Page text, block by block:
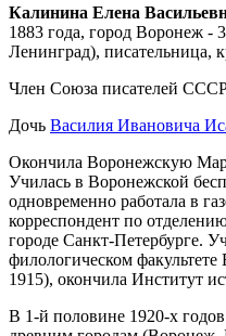
Калинина Елена
1883 года, город Воронеж -
Ленинград), писательница,
Член Союза писателей
Дочь Василия Ивановича
Окончила Воронежскую
Училась в Воронежской
одновременно работала в
корреспондент по
городе Санкт-Петербурге.
филологическом
1915), окончила Институт
В 1-й половине 1920-х